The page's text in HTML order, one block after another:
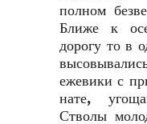
полном
Ближе к
дорогу то в
ежевики с
нате,
Стволы